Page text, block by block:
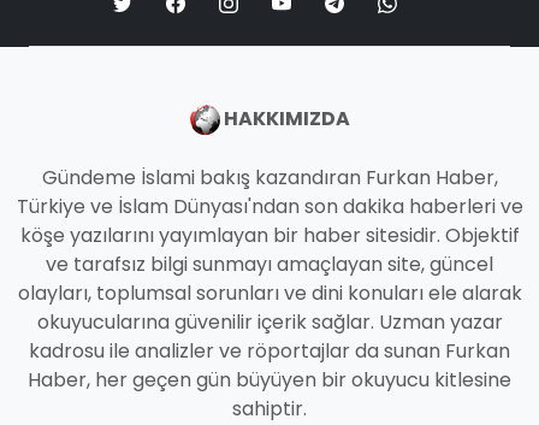
HAKKIMIZDA
Gündeme İslami bakış kazandıran Furkan Haber,
Türkiye ve İslam Dünyası'ndan son dakika haberleri ve
köşe yazılarını yayımlayan bir haber sitesidir. Objektif
ve tarafsız bilgi sunmayı amaçlayan site, güncel
olayları, toplumsal sorunları ve dini konuları ele alarak
okuyucularına güvenilir içerik sağlar. Uzman yazar
kadrosu ile analizler ve röportajlar da sunan Furkan
Haber, her geçen gün büyüyen bir okuyucu kitlesine
sahiptir.